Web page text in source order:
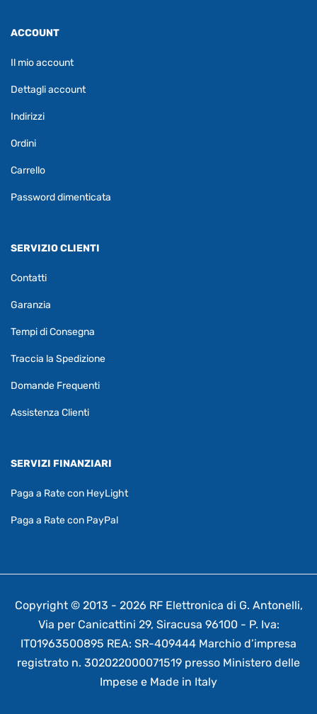
ACCOUNT
Il mio account
Dettagli account
Indirizzi
Ordini
Carrello
Password dimenticata
SERVIZIO CLIENTI
Contatti
Garanzia
Tempi di Consegna
Traccia la Spedizione
Domande Frequenti
Assistenza Clienti
SERVIZI FINANZIARI
Paga a Rate con HeyLight
Paga a Rate con PayPal
Copyright © 2013 - 2026 RF Elettronica di G. Antonelli,
Via per Canicattini 29, Siracusa 96100 - P. Iva:
IT01963500895 REA: SR-409444 Marchio d’impresa
registrato n. 302022000071519 presso Ministero delle
Impese e Made in Italy